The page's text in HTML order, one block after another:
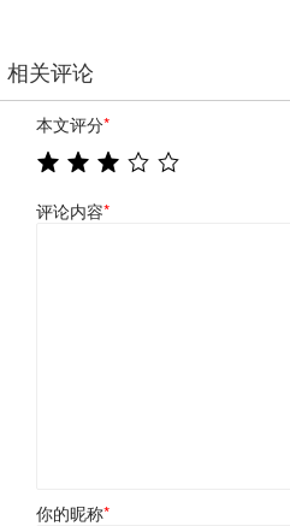
相关评论
本文评分*
评论内容*
你的昵称*